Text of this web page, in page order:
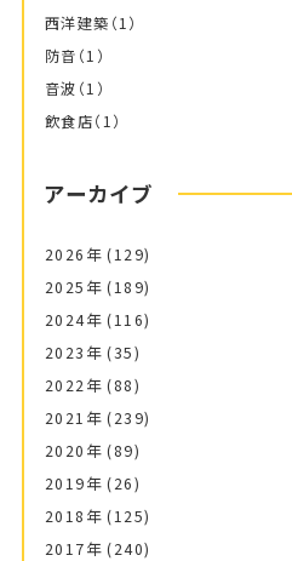
西洋建築 （1）
防音 （1）
音波 （1）
飲食店（1）
アーカイブ
2026年 (129)
2025年 (189)
2024年 (116)
2023年 (35)
2022年 (88)
2021年 (239)
2020年 (89)
2019年 (26)
2018年 (125)
2017年 (240)